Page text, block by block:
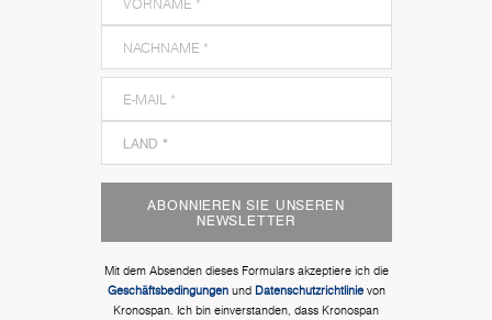
ABONNIEREN SIE UNSEREN
NEWSLETTER
Mit dem Absenden dieses Formulars akzeptiere ich die
Geschäftsbedingungenund Datenschutzrichtlinievon
Kronospan. Ich bin einverstanden, dass Kronospan